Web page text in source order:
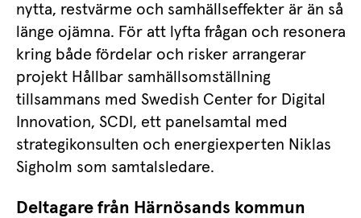
nytta, restvärme och samhällseffekter är än så
länge ojämna. För att lyfta frågan och resonera
kring både fördelar och risker arrangerar
projekt Hållbar samhällsomställning
tillsammans med Swedish Center for Digital
Innovation, SCDI, ett panelsamtal med
strategikonsulten och energiexperten Niklas
Sigholm som samtalsledare.
Deltagare från Härnösands kommun